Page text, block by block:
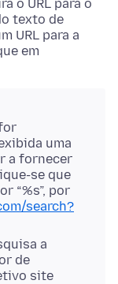
o URL para o
texto de
URL para a
em
uma
a fornecer
se que
“%s”, por
search?
a
de
site